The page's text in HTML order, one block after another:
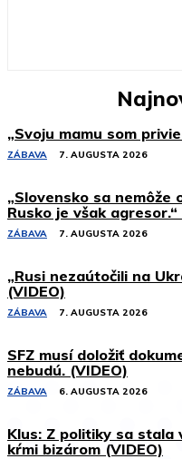
„Svoju mamu som
ZÁBAVA 7. AUGUSTA 2026
„Slovensko sa nemôže
Rusko je však
ZÁBAVA 7. AUGUSTA 2026
„Rusi nezaútočili na
(VIDEO)
ZÁBAVA 7. AUGUSTA 2026
SFZ musí doložiť
nebudú. (VIDEO)
ZÁBAVA 6. AUGUSTA 2026
Klus: Z politiky sa stala
kŕmi bizárom (VIDEO)